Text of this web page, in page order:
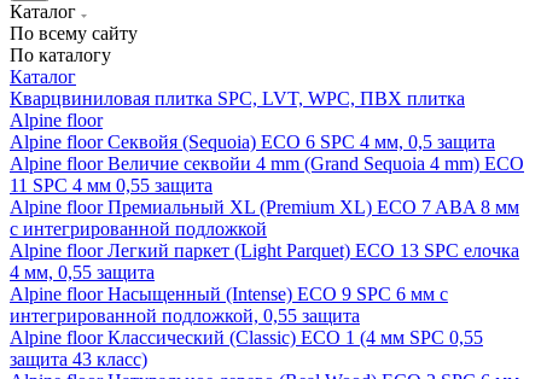
Каталог
По всему сайту
По каталогу
Каталог
Кварцвиниловая плитка SPC, LVT, WPC, ПВХ плитка
Alpine floor
Alpine floor Секвойя (Sequoia) ECO 6 SPC 4 мм, 0,5 защита
Alpine floor Величие секвойи 4 mm (Grand Sequoia 4 mm) ECO
11 SPC 4 мм 0,55 защита
Alpine floor Премиальный XL (Premium XL) ECO 7 ABA 8 мм
с интегрированной подложкой
Alpine floor Легкий паркет (Light Parquet) ECO 13 SPC елочка
4 мм, 0,55 защита
Alpine floor Насыщенный (Intense) ECO 9 SPC 6 мм с
интегрированной подложкой, 0,55 защита
Alpine floor Классический (Classic) ECO 1 (4 мм SPC 0,55
защита 43 класс)